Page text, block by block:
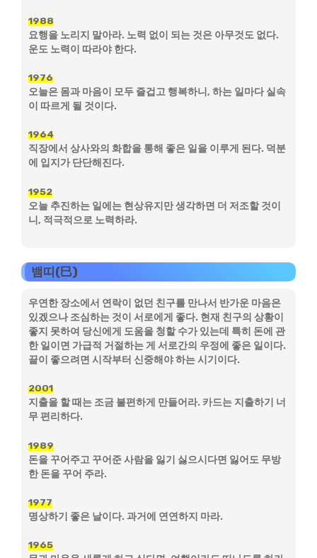
1988
요행을 노리지 말아라. 노력 없이 되는 것은 아무것도 없다.
운도 노력이 따라야 한다.
1976
오늘은 몸과 마음이 모두 즐겁고 행복하니, 하는 일마다 실속
이 따르게 될 것이다.
1964
직장에서 상사와의 화합을 통해 좋은 일을 이루게 된다. 덕분
에 입지가 단단해진다.
1952
오늘 추진하는 일에는 현상유지만 생각하면 더 저조할 것이
니, 적극적으로 노력하라.
뱀띠(巳)
우연한 장소에서 연락이 없던 친구를 만나서 반가운 마음은
있겠으나 조심하는 것이 서로에게 좋다. 현재 친구의 상황이
좋지 못하여 당신에게 도움을 청할 수가 있는데 특히 돈에 관
한 일이면 가급적 거절하는 게 서로간의 우정에 좋은 일이다.
끝이 좋으려면 시작부터 신중해야 하는 시기이다.
2001
지출을 할 때는 조금 불편하게 만들어라. 카드는 지출하기 너
무 편리하다.
1989
돈을 꾸어주고 꾸어준 사람을 잃기 싫으시다면 잃어도 무방
한 돈을 꾸어 주라.
1977
명상하기 좋은 날이다. 과거에 연연하지 마라.
1965